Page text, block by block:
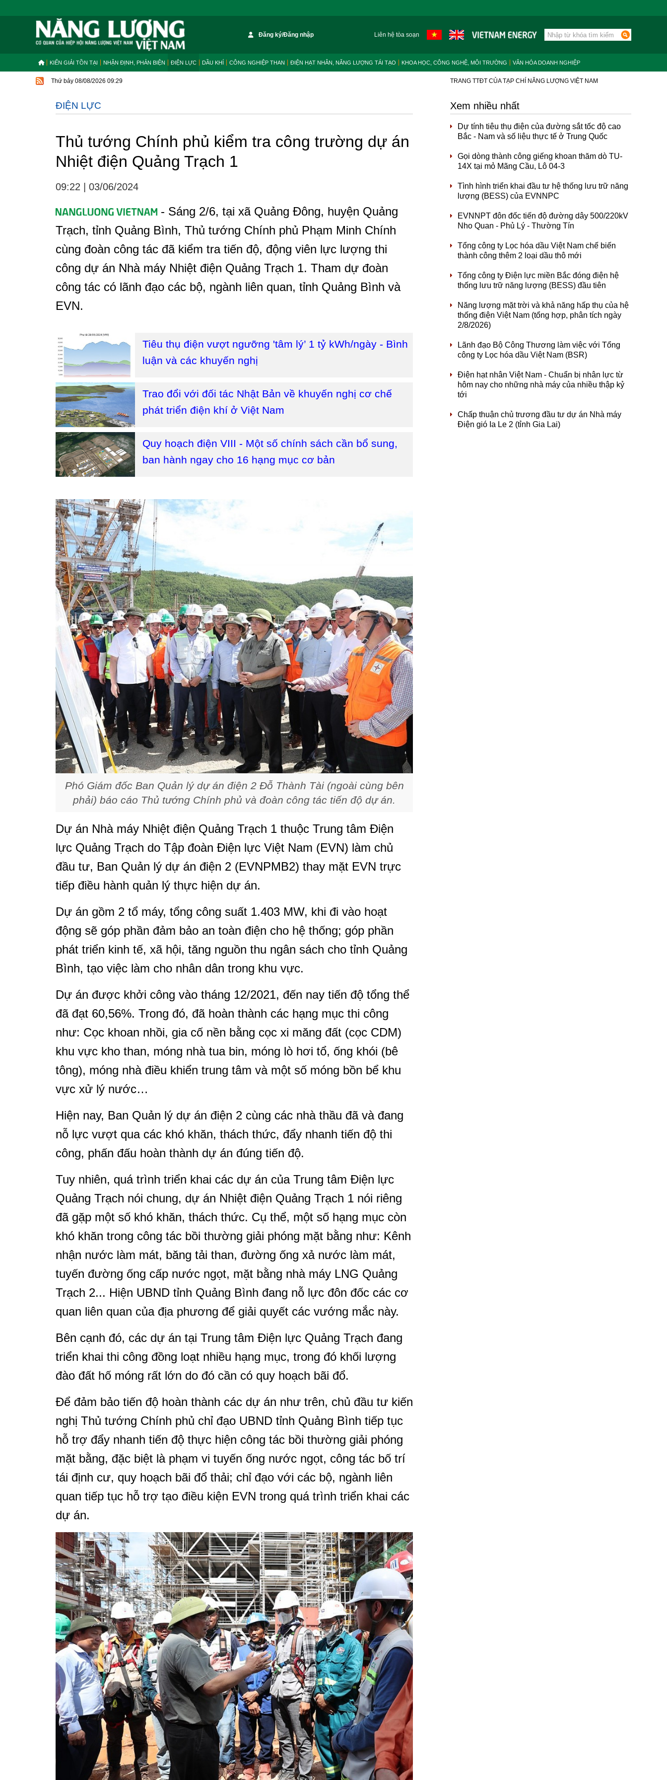
Đăng ký/Đăng nhập Liên hệ tòa soạn
KIẾN GIẢI TỒN TẠI NHẬN ĐỊNH, PHẢN BIỆN ĐIỆN LỰC DẦU KHÍ CÔNG NGHIỆP THAN ĐIỆN HẠT NHÂN, NĂNG LƯỢNG TÁI TẠO KHOA HỌC, CÔNG NGHỆ, MÔI TRƯỜNG VĂN HÓA DOANH NGHIỆP
Thứ bảy 08/08/2026 09:29 TRANG TTĐT CỦA TẠP CHÍ NĂNG LƯỢNG VIỆT NAM
ĐIỆN LỰC
Thủ tướng Chính phủ kiểm tra công trường dự án
Nhiệt điện Quảng Trạch 1
09:22 03/06/2024
- Sáng 2/6, tại xã Quảng Đông, huyện Quảng
Trạch, tỉnh Quảng Bình, Thủ tướng Chính phủ Phạm Minh Chính
cùng đoàn công tác đã kiểm tra tiến độ, động viên lực lượng thi
công dự án Nhà máy Nhiệt điện Quảng Trạch 1. Tham dự đoàn
công tác có lãnh đạo các bộ, ngành liên quan, tỉnh Quảng Bình và
EVN.
Tiêu thụ điện vượt ngưỡng 'tâm lý’ 1 tỷ kWh/ngày - Bình
luận và các khuyến nghị
Trao đổi với đối tác Nhật Bản về khuyến nghị cơ chế
phát triển điện khí ở Việt Nam
Quy hoạch điện VIII - Một số chính sách cần bổ sung,
ban hành ngay cho 16 hạng mục cơ bản
Phó Giám đốc Ban Quản lý dự án điện 2 Đỗ Thành Tài (ngoài cùng bên
phải) báo cáo Thủ tướng Chính phủ và đoàn công tác tiến độ dự án.
Dự án Nhà máy Nhiệt điện Quảng Trạch 1 thuộc Trung tâm Điện
lực Quảng Trạch do Tập đoàn Điện lực Việt Nam (EVN) làm chủ
đầu tư, Ban Quản lý dự án điện 2 (EVNPMB2) thay mặt EVN trực
tiếp điều hành quản lý thực hiện dự án.
Dự án gồm 2 tổ máy, tổng công suất 1.403 MW, khi đi vào hoạt
động sẽ góp phần đảm bảo an toàn điện cho hệ thống; góp phần
phát triển kinh tế, xã hội, tăng nguồn thu ngân sách cho tỉnh Quảng
Bình, tạo việc làm cho nhân dân trong khu vực.
Dự án được khởi công vào tháng 12/2021, đến nay tiến độ tổng thể
đã đạt 60,56%. Trong đó, đã hoàn thành các hạng mục thi công
như: Cọc khoan nhồi, gia cố nền bằng cọc xi măng đất (cọc CDM)
khu vực kho than, móng nhà tua bin, móng lò hơi tổ, ống khói (bê
tông), móng nhà điều khiển trung tâm và một số móng bồn bể khu
vực xử lý nước…
Hiện nay, Ban Quản lý dự án điện 2 cùng các nhà thầu đã và đang
nỗ lực vượt qua các khó khăn, thách thức, đẩy nhanh tiến độ thi
công, phấn đấu hoàn thành dự án đúng tiến độ.
Tuy nhiên, quá trình triển khai các dự án của Trung tâm Điện lực
Quảng Trạch nói chung, dự án Nhiệt điện Quảng Trạch 1 nói riêng
đã gặp một số khó khăn, thách thức. Cụ thể, một số hạng mục còn
khó khăn trong công tác bồi thường giải phóng mặt bằng như: Kênh
nhận nước làm mát, băng tải than, đường ống xả nước làm mát,
tuyến đường ống cấp nước ngọt, mặt bằng nhà máy LNG Quảng
Trạch 2... Hiện UBND tỉnh Quảng Bình đang nỗ lực đôn đốc các cơ
quan liên quan của địa phương để giải quyết các vướng mắc này.
Bên cạnh đó, các dự án tại Trung tâm Điện lực Quảng Trạch đang
triển khai thi công đồng loạt nhiều hạng mục, trong đó khối lượng
đào đất hố móng rất lớn do đó cần có quy hoạch bãi đổ.
Để đảm bảo tiến độ hoàn thành các dự án như trên, chủ đầu tư kiến
nghị Thủ tướng Chính phủ chỉ đạo UBND tỉnh Quảng Bình tiếp tục
hỗ trợ đẩy nhanh tiến độ thực hiện công tác bồi thường giải phóng
mặt bằng, đặc biệt là phạm vi tuyến ống nước ngọt, công tác bố trí
tái định cư, quy hoạch bãi đổ thải; chỉ đạo với các bộ, ngành liên
quan tiếp tục hỗ trợ tạo điều kiện EVN trong quá trình triển khai các
dự án.
Xem nhiều nhất
Dự tính tiêu thụ điện của đường sắt tốc độ cao
Bắc - Nam và số liệu thực tế ở Trung Quốc
Gọi dòng thành công giếng khoan thăm dò TU-
14X tại mỏ Mãng Cầu, Lô 04-3
Tình hình triển khai đầu tư hệ thống lưu trữ năng
lượng (BESS) của EVNNPC
EVNNPT đôn đốc tiến độ đường dây 500/220kV
Nho Quan - Phủ Lý - Thường Tín
Tổng công ty Lọc hóa dầu Việt Nam chế biến
thành công thêm 2 loại dầu thô mới
Tổng công ty Điện lực miền Bắc đóng điện hệ
thống lưu trữ năng lượng (BESS) đầu tiên
Năng lượng mặt trời và khả năng hấp thụ của hệ
thống điện Việt Nam (tổng hợp, phân tích ngày
2/8/2026)
Lãnh đạo Bộ Công Thương làm việc với Tổng
công ty Lọc hóa dầu Việt Nam (BSR)
Điện hạt nhân Việt Nam - Chuẩn bị nhân lực từ
hôm nay cho những nhà máy của nhiều thập kỷ
tới
Chấp thuận chủ trương đầu tư dự án Nhà máy
Điện gió Ia Le 2 (tỉnh Gia Lai)